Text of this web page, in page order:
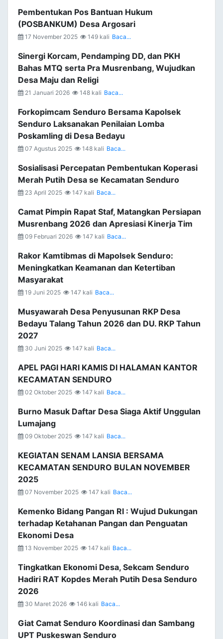
Pembentukan Pos Bantuan Hukum
(POSBANKUM) Desa Argosari
17 November 2025 149 kali Baca...
Sinergi Korcam, Pendamping DD, dan PKH
Bahas MTQ serta Pra Musrenbang, Wujudkan
Desa Maju dan Religi
21 Januari 2026 148 kali Baca...
Forkopimcam Senduro Bersama Kapolsek
Senduro Laksanakan Penilaian Lomba
Poskamling di Desa Bedayu
07 Agustus 2025 148 kali Baca...
Sosialisasi Percepatan Pembentukan Koperasi
Merah Putih Desa se Kecamatan Senduro
23 April 2025 147 kali Baca...
Camat Pimpin Rapat Staf, Matangkan Persiapan
Musrenbang 2026 dan Apresiasi Kinerja Tim
09 Februari 2026 147 kali Baca...
Rakor Kamtibmas di Mapolsek Senduro:
Meningkatkan Keamanan dan Ketertiban
Masyarakat
19 Juni 2025 147 kali Baca...
Musyawarah Desa Penyusunan RKP Desa
Bedayu Talang Tahun 2026 dan DU. RKP Tahun
2027
30 Juni 2025 147 kali Baca...
APEL PAGI HARI KAMIS DI HALAMAN KANTOR
KECAMATAN SENDURO
02 Oktober 2025 147 kali Baca...
Burno Masuk Daftar Desa Siaga Aktif Unggulan
Lumajang
09 Oktober 2025 147 kali Baca...
KEGIATAN SENAM LANSIA BERSAMA
KECAMATAN SENDURO BULAN NOVEMBER
2025
07 November 2025 147 kali Baca...
Kemenko Bidang Pangan RI : Wujud Dukungan
terhadap Ketahanan Pangan dan Penguatan
Ekonomi Desa
13 November 2025 147 kali Baca...
Tingkatkan Ekonomi Desa, Sekcam Senduro
Hadiri RAT Kopdes Merah Putih Desa Senduro
2026
30 Maret 2026 146 kali Baca...
Giat Camat Senduro Koordinasi dan Sambang
UPT Puskeswan Senduro